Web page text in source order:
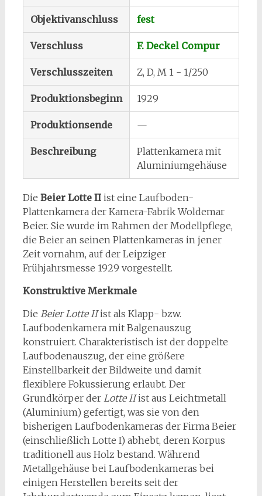
Objektivanschluss fest
Verschluss F. Deckel Compur
Verschlusszeiten Z, D, M 1 - 1/250
Produktionsbeginn 1929
Produktionsende —
Beschreibung
Plattenkamera mit
Aluminiumgehäuse
Die Beier Lotte IIist eine Laufboden-
Plattenkamera der Kamera-Fabrik Woldemar
Beier. Sie wurde im Rahmen der Modellpflege,
die Beier an seinen Plattenkameras in jener
Zeit vornahm, auf der Leipziger
Frühjahrsmesse 1929 vorgestellt.
Konstruktive Merkmale
Die Beier Lotte IIist als Klapp- bzw.
Laufbodenkamera mit Balgenauszug
konstruiert. Charakteristisch ist der doppelte
Laufbodenauszug, der eine größere
Einstellbarkeit der Bildweite und damit
flexiblere Fokussierung erlaubt. Der
Grundkörper der Lotte IIist aus Leichtmetall
(Aluminium) gefertigt, was sie von den
bisherigen Laufbodenkameras der Firma Beier
(einschließlich Lotte I) abhebt, deren Korpus
traditionell aus Holz bestand. Während
Metallgehäuse bei Laufbodenkameras bei
einigen Herstellen bereits seit der